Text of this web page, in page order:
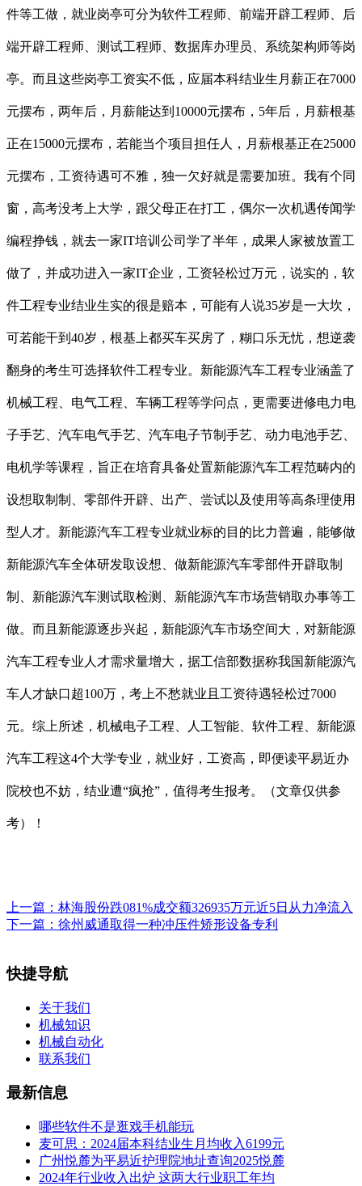
件等工做，就业岗亭可分为软件工程师、前端开辟工程师、后
端开辟工程师、测试工程师、数据库办理员、系统架构师等岗
亭。而且这些岗亭工资实不低，应届本科结业生月薪正在7000
元摆布，两年后，月薪能达到10000元摆布，5年后，月薪根基
正在15000元摆布，若能当个项目担任人，月薪根基正在25000
元摆布，工资待遇可不雅，独一欠好就是需要加班。我有个同
窗，高考没考上大学，跟父母正在打工，偶尔一次机遇传闻学
编程挣钱，就去一家IT培训公司学了半年，成果人家被放置工
做了，并成功进入一家IT企业，工资轻松过万元，说实的，软
件工程专业结业生实的很是赔本，可能有人说35岁是一大坎，
可若能干到40岁，根基上都买车买房了，糊口乐无忧，想逆袭
翻身的考生可选择软件工程专业。新能源汽车工程专业涵盖了
机械工程、电气工程、车辆工程等学问点，更需要进修电力电
子手艺、汽车电气手艺、汽车电子节制手艺、动力电池手艺、
电机学等课程，旨正在培育具备处置新能源汽车工程范畴内的
设想取制制、零部件开辟、出产、尝试以及使用等高条理使用
型人才。新能源汽车工程专业就业标的目的比力普遍，能够做
新能源汽车全体研发取设想、做新能源汽车零部件开辟取制
制、新能源汽车测试取检测、新能源汽车市场营销取办事等工
做。而且新能源逐步兴起，新能源汽车市场空间大，对新能源
汽车工程专业人才需求量增大，据工信部数据称我国新能源汽
车人才缺口超100万，考上不愁就业且工资待遇轻松过7000
元。综上所述，机械电子工程、人工智能、软件工程、新能源
汽车工程这4个大学专业，就业好，工资高，即便读平易近办
院校也不妨，结业遭“疯抢”，值得考生报考。（文章仅供参
考）！
上一篇： 林海股份跌081%成交额326935万元近5日从力净流入
下一篇： 徐州威通取得一种冲压件矫形设备专利
快捷导航
关于我们
机械知识
机械自动化
联系我们
最新信息
哪些软件不是逛戏手机能玩
麦可思：2024届本科结业生月均收入6199元
广州悦麓为平易近护理院地址查询2025悦麓
2024年行业收入出炉 这两大行业职工年均